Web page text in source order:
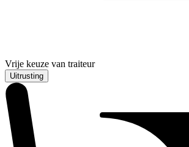
Vrije keuze van traiteur
Uitrusting